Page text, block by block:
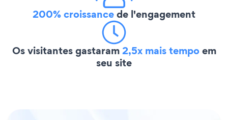
200% croissancede l'engagement
Os visitantes gastaram2,5x mais tempoem
seu site